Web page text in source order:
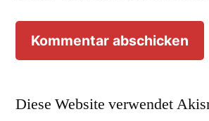
Diese Website verwendet